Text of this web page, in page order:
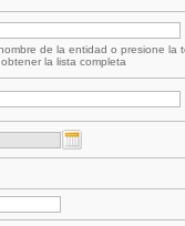
de la entidad o presione la
la lista completa